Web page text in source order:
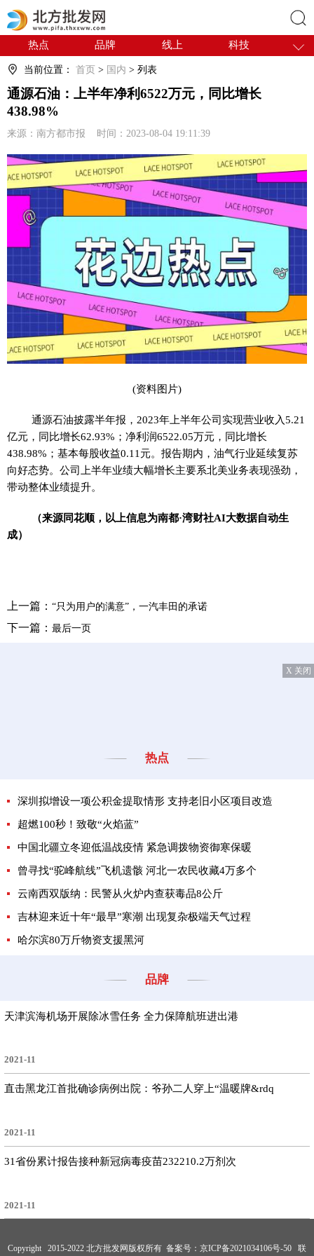
搜索
热点 品牌 线上
科技
干货
电商
会展
国内
当前位置： 首页 > 国内 > 列表
通源石油：上半年净利6522万元，同比增长
438.98%
来源：南方都市报 时间：2023-08-04 19:11:39
(资料图片)
通源石油披露半年报，2023年上半年公司实现营业收入5.21
亿元，同比增长62.93%；净利润6522.05万元，同比增长
438.98%；基本每股收益0.11元。报告期内，油气行业延续复苏
向好态势。公司上半年业绩大幅增长主要系北美业务表现强劲，
带动整体业绩提升。
（来源同花顺，以上信息为南都·湾财社AI大数据自动生
成）
上一篇： “只为用户的满意”，一汽丰田的承诺
下一篇： 最后一页
X 关闭
热点
深圳拟增设一项公积金提取情形 支持老旧小区项目改造
超燃100秒！致敬“火焰蓝”
中国北疆立冬迎低温战疫情 紧急调拨物资御寒保暖
曾寻找“驼峰航线”飞机遗骸 河北一农民收藏4万多个
云南西双版纳：民警从火炉内查获毒品8公斤
吉林迎来近十年“最早”寒潮 出现复杂极端天气过程
哈尔滨80万斤物资支援黑河
品牌
天津滨海机场开展除冰雪任务 全力保障航班进出港
2021-11
直击黑龙江首批确诊病例出院：爷孙二人穿上“温暖牌&rdq
2021-11
31省份累计报告接种新冠病毒疫苗232210.2万剂次
2021-11
Copyright 2015-2022 北方批发网版权所有 备案号： 京ICP备2021034106号-50 联